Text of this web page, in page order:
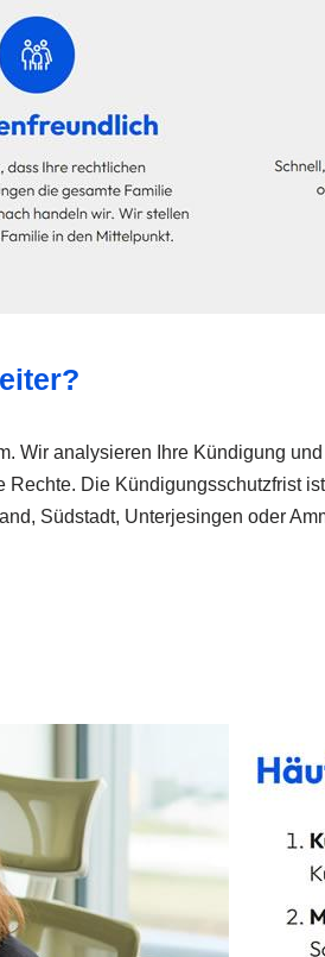
Wir analysieren Ihre Kündigung
Die Kündigungsschutzfrist
Südstadt, Unterjesingen oder